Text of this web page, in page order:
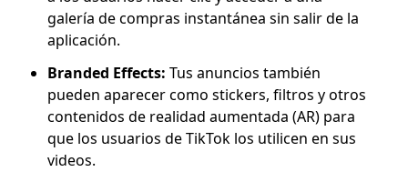
galería de compras instantánea sin salir de la
aplicación.
Branded Effects: Tus anuncios también
pueden aparecer como stickers, filtros y otros
contenidos de realidad aumentada (AR) para
que los usuarios de TikTok los utilicen en sus
videos.